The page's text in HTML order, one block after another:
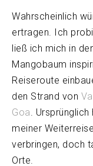
Wahrscheinlich
ertragen. Ich
ließ ich mich in
Mangobaum
Reiseroute
den Strand von
Goa.
meiner
verbringen, doch
Orte.